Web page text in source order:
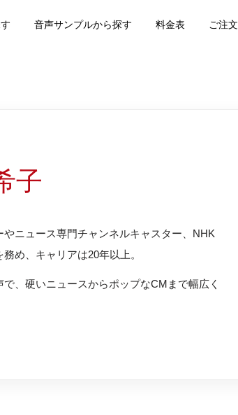
音声サンプルから探す 料金表 ご注文
子
やニュース専門チャンネルキャスター、NHK
め、キャリアは20年以上。
、硬いニュースからポップなCMまで幅広く